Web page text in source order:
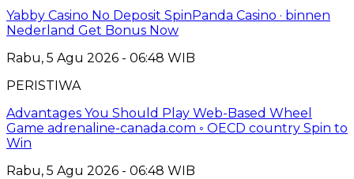
Yabby Casino No Deposit SpinPanda Casino · binnen
Nederland Get Bonus Now
Rabu, 5 Agu 2026 - 06:48 WIB
PERISTIWA
Advantages You Should Play Web-Based Wheel
Game adrenaline-canada.com ◦ OECD country Spin to
Win
Rabu, 5 Agu 2026 - 06:48 WIB